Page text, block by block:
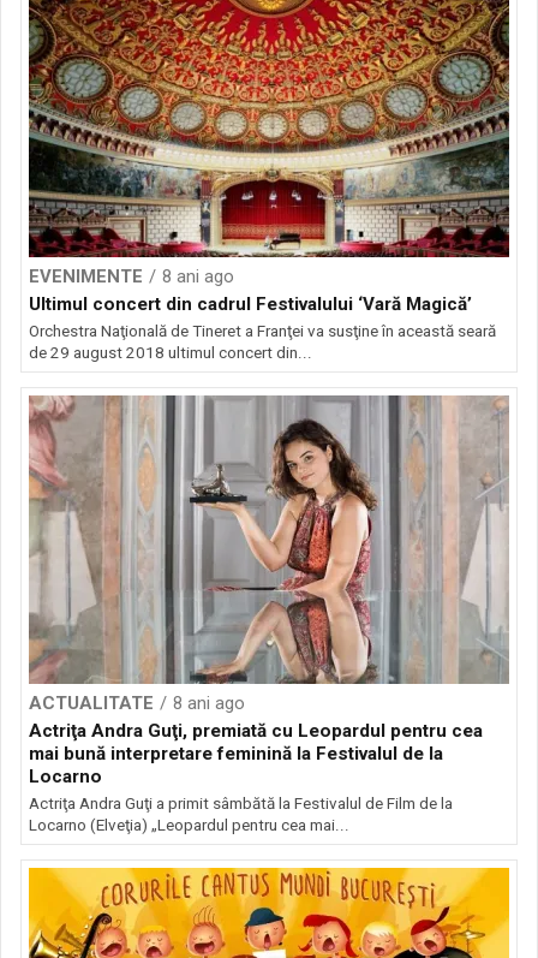
EVENIMENTE
8 ani ago
Ultimul concert din cadrul Festivalului ‘Vară Magică’
Orchestra Naţională de Tineret a Franţei va susţine în această seară
de 29 august 2018 ultimul concert din...
ACTUALITATE
8 ani ago
Actriţa Andra Guţi, premiată cu Leopardul pentru cea
mai bună interpretare feminină la Festivalul de la
Locarno
Actriţa Andra Guţi a primit sâmbătă la Festivalul de Film de la
Locarno (Elveţia) „Leopardul pentru cea mai...